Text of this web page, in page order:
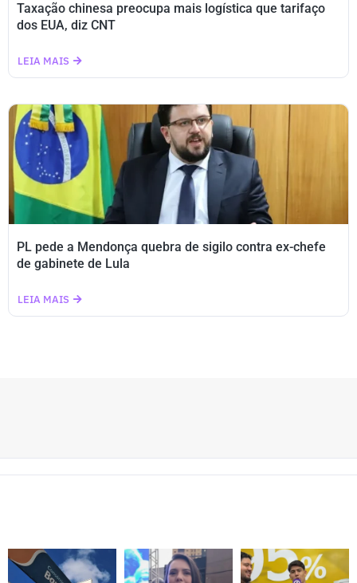
Taxação chinesa preocupa mais logística que tarifaço
dos EUA, diz CNT
LEIA MAIS
PL pede a Mendonça quebra de sigilo contra ex-chefe
de gabinete de Lula
LEIA MAIS